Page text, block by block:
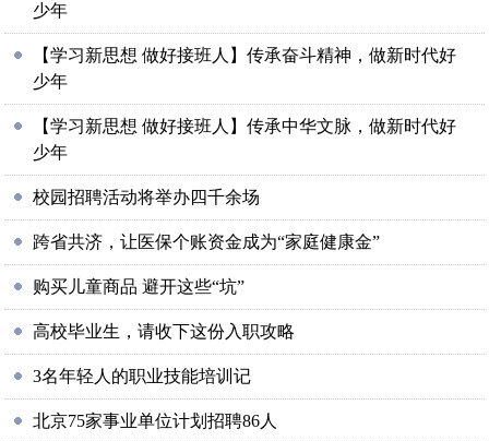
少年
【学习新思想 做好接班人】传承奋斗精神，做新时代好
少年
【学习新思想 做好接班人】传承中华文脉，做新时代好
少年
校园招聘活动将举办四千余场
跨省共济，让医保个账资金成为“家庭健康金”
购买儿童商品 避开这些“坑”
高校毕业生，请收下这份入职攻略
3名年轻人的职业技能培训记
北京75家事业单位计划招聘86人